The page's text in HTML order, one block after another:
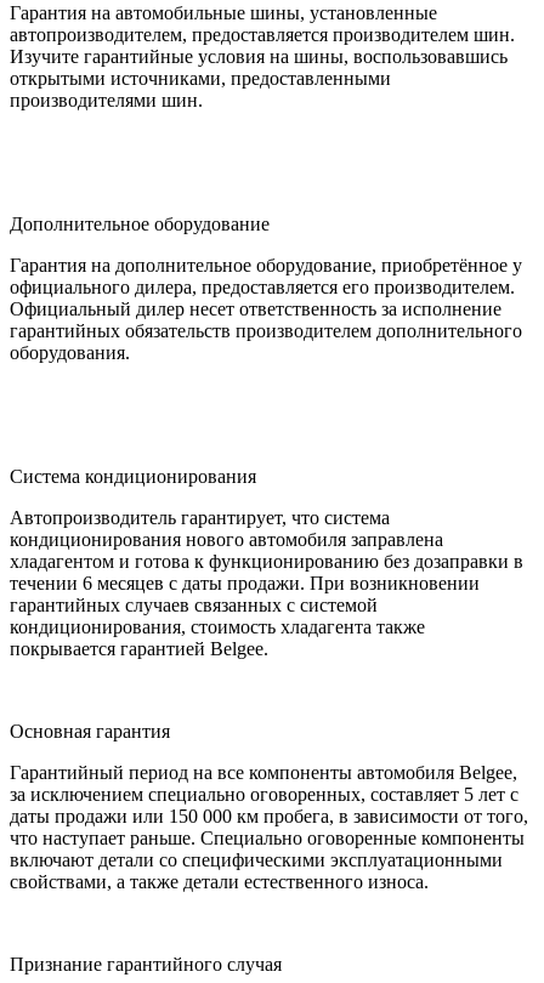
Гарантия на автомобильные шины, установленные
автопроизводителем, предоставляется производителем шин.
Изучите гарантийные условия на шины, воспользовавшись
открытыми источниками, предоставленными
производителями шин.
Дополнительное оборудование
Гарантия на дополнительное оборудование, приобретённое у
официального дилера, предоставляется его производителем.
Официальный дилер несет ответственность за исполнение
гарантийных обязательств производителем дополнительного
оборудования.
Система кондиционирования
Автопроизводитель гарантирует, что система
кондиционирования нового автомобиля заправлена
хладагентом и готова к функционированию без дозаправки в
течении 6 месяцев с даты продажи. При возникновении
гарантийных случаев связанных с системой
кондиционирования, стоимость хладагента также
покрывается гарантией Belgee.
Основная гарантия
Гарантийный период на все компоненты автомобиля Belgee,
за исключением специально оговоренных, составляет 5 лет с
даты продажи или 150 000 км пробега, в зависимости от того,
что наступает раньше. Специально оговоренные компоненты
включают детали со специфическими эксплуатационными
свойствами, а также детали естественного износа.
Признание гарантийного случая